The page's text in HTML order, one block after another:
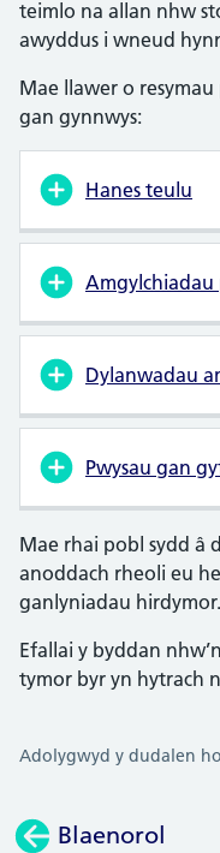
teimlo na allan nhw
awyddus i wneud
Mae llawer o
gan gynnwys:
Hanes teulu
Amgylchiadau
Dylanwadau
Pwysau gan
Mae rhai pobl sydd â
anoddach rheoli eu
ganlyniadau hirdymor.
Efallai y byddan
tymor byr yn hytrach
Adolygwyd y dudalen
Blaenorol